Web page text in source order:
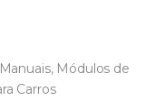
, Módulos de
Carros